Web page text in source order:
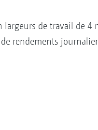
de travail de 4
rendements